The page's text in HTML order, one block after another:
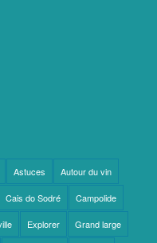
Astuces Autour du vin
Cais do Sodré Campolide
Explorer Grand large